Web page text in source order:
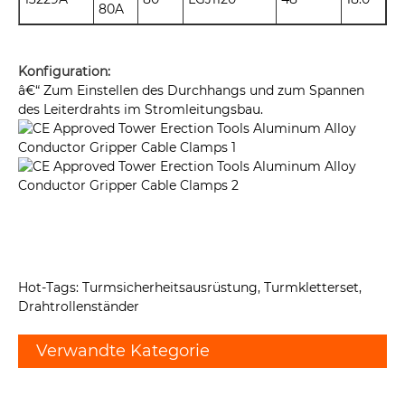
80A
Konfiguration:
â€“ Zum Einstellen des Durchhangs und zum Spannen
des Leiterdrahts im Stromleitungsbau.
Hot-Tags: Turmsicherheitsausrüstung, Turmkletterset,
Drahtrollenständer
Verwandte Kategorie